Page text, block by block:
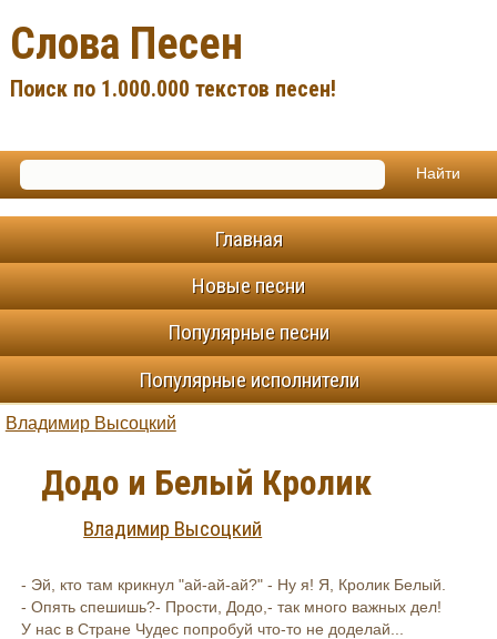
Слова Песен
Поиск по 1.000.000 текстов песен!
Главная
Новые песни
Популярные песни
Популярные исполнители
Владимир Высоцкий
Додо и Белый Кролик
Владимир Высоцкий
- Эй, кто там крикнул "ай-ай-ай?" - Ну я! Я, Кролик Белый.
- Опять спешишь?- Прости, Додо,- так много важных дел!
У нас в Стране Чудес попробуй что-то не доделай...